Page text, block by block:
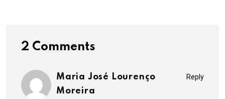
2 Comments
Reply
Maria José Lourenço
Moreira